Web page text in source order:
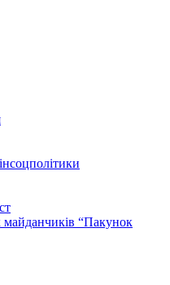
майданчиків “Пакунок